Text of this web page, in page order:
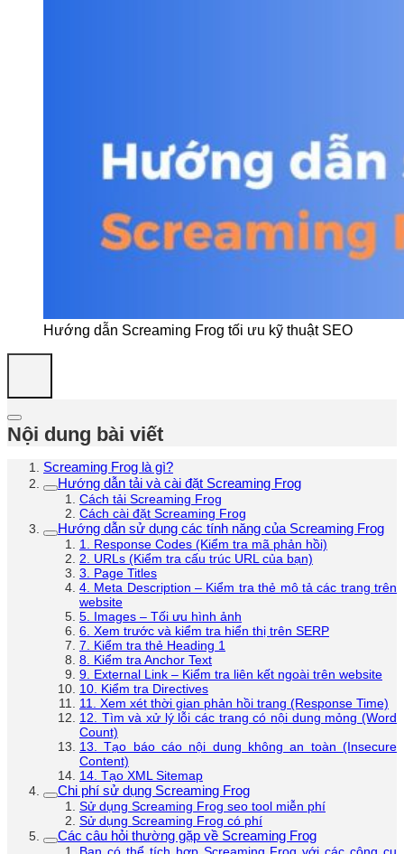
Hướng dẫn Screaming Frog tối ưu kỹ thuật SEO
Nội dung bài viết
Screaming Frog là gì?
Hướng dẫn tải và cài đặt Screaming Frog
Cách tải Screaming Frog
Cách cài đặt Screaming Frog
Hướng dẫn sử dụng các tính năng của Screaming Frog
1. Response Codes (Kiểm tra mã phản hồi)
2. URLs (Kiểm tra cấu trúc URL của bạn)
3. Page Titles
4. Meta Description – Kiểm tra thẻ mô tả các trang trên
website
5. Images – Tối ưu hình ảnh
6. Xem trước và kiểm tra hiển thị trên SERP
7. Kiểm tra thẻ Heading 1
8. Kiểm tra Anchor Text
9. External Link – Kiểm tra liên kết ngoài trên website
10. Kiểm tra Directives
11. Xem xét thời gian phản hồi trang (Response Time)
12. Tìm và xử lý lỗi các trang có nội dung mỏng (Word
Count)
13. Tạo báo cáo nội dung không an toàn (Insecure
Content)
14. Tạo XML Sitemap
Chi phí sử dụng Screaming Frog
Sử dụng Screaming Frog seo tool miễn phí
Sử dụng Screaming Frog có phí
Các câu hỏi thường gặp về Screaming Frog